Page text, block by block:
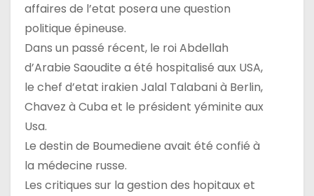
affaires de l’etat posera une question
politique épineuse.
Dans un passé récent, le roi Abdellah
d’Arabie Saoudite a été hospitalisé aux USA,
le chef d’etat irakien Jalal Talabani à Berlin,
Chavez à Cuba et le président yéminite aux
Usa.
Le destin de Boumediene avait été confié à
la médecine russe.
Les critiques sur la gestion des hopitaux et